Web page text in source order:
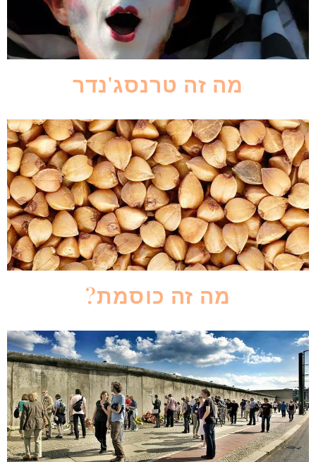
מה זה טרנסג'נדר
מה זה כוסמת?